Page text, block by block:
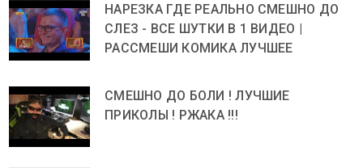
НАРЕЗКА ГДЕ РЕАЛЬНО СМЕШНО ДО
СЛЕЗ - ВСЕ ШУТКИ В 1 ВИДЕО |
РАССМЕШИ КОМИКА ЛУЧШЕЕ
СМЕШНО ДО БОЛИ ! ЛУЧШИЕ
ПРИКОЛЫ ! РЖАКА !!!